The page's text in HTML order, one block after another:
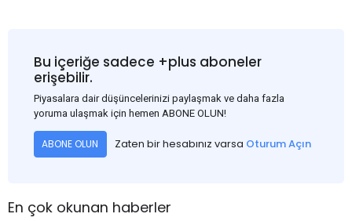
Bu içeriğe sadece +plus aboneler
erişebilir.
Piyasalara dair düşüncelerinizi paylaşmak ve daha fazla
yoruma ulaşmak için hemen ABONE OLUN!
ABONE OLUN Zaten bir hesabınız varsa Oturum Açın
En çok okunan haberler